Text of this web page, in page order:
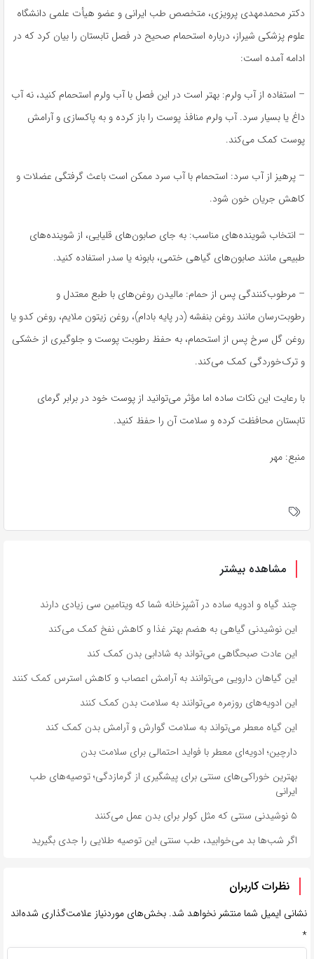
دکتر محمدمهدی پرویزی، متخصص طب ایرانی و عضو هیأت علمی دانشگاه
علوم پزشکی شیراز، درباره استحمام صحیح در فصل تابستان را بیان کرد که در
ادامه آمده است:
– استفاده از آب ولرم: بهتر است در این فصل با آب ولرم استحمام کنید، نه آب
داغ یا بسیار سرد. آب ولرم منافذ پوست را باز کرده و به پاکسازی و آرامش
پوست کمک می‌کند.
– پرهیز از آب سرد: استحمام با آب سرد ممکن است باعث گرفتگی عضلات و
کاهش جریان خون شود.
– انتخاب شوینده‌های مناسب: به جای صابون‌های قلیایی، از شوینده‌های
طبیعی مانند صابون‌های گیاهی ختمی، بابونه یا سدر استفاده کنید.
– مرطوب‌کنندگی پس از حمام: مالیدن روغن‌های با طبع معتدل و
رطوبت‌رسان مانند روغن بنفشه (در پایه بادام)، روغن زیتون ملایم، روغن کدو یا
روغن گل سرخ پس از استحمام، به حفظ رطوبت پوست و جلوگیری از خشکی
و ترک‌خوردگی کمک می‌کند.
با رعایت این نکات ساده اما مؤثر می‌توانید از پوست خود در برابر گرمای
تابستان محافظت کرده و سلامت آن را حفظ کنید.
منبع: مهر
مشاهده بیشتر
چند گیاه و ادویه ساده در آشپزخانه شما که ویتامین سی زیادی دارند
این نوشیدنی گیاهی به هضم بهتر غذا و کاهش نفخ کمک می‌کند
این عادت صبحگاهی می‌تواند به شادابی بدن کمک کند
این گیاهان دارویی می‌توانند به آرامش اعصاب و کاهش استرس کمک کنند
این ادویه‌های روزمره می‌توانند به سلامت بدن کمک کنند
این گیاه معطر می‌تواند به سلامت گوارش و آرامش بدن کمک کند
دارچین؛ ادویه‌ای معطر با فواید احتمالی برای سلامت بدن
بهترین خوراکی‌های سنتی برای پیشگیری از گرمازدگی؛ توصیه‌های طب
ایرانی
۵ نوشیدنی سنتی که مثل کولر برای بدن عمل می‌کنند
اگر شب‌ها بد می‌خوابید، طب سنتی این توصیه طلایی را جدی بگیرید
نظرات کاربران
نشانی ایمیل شما منتشر نخواهد شد. بخش‌های موردنیاز علامت‌گذاری شده‌اند
*